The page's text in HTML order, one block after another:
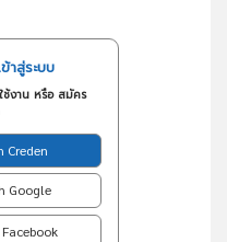
าสู่ระบบ
ช้งาน หรือ สมัคร
Creden
Google